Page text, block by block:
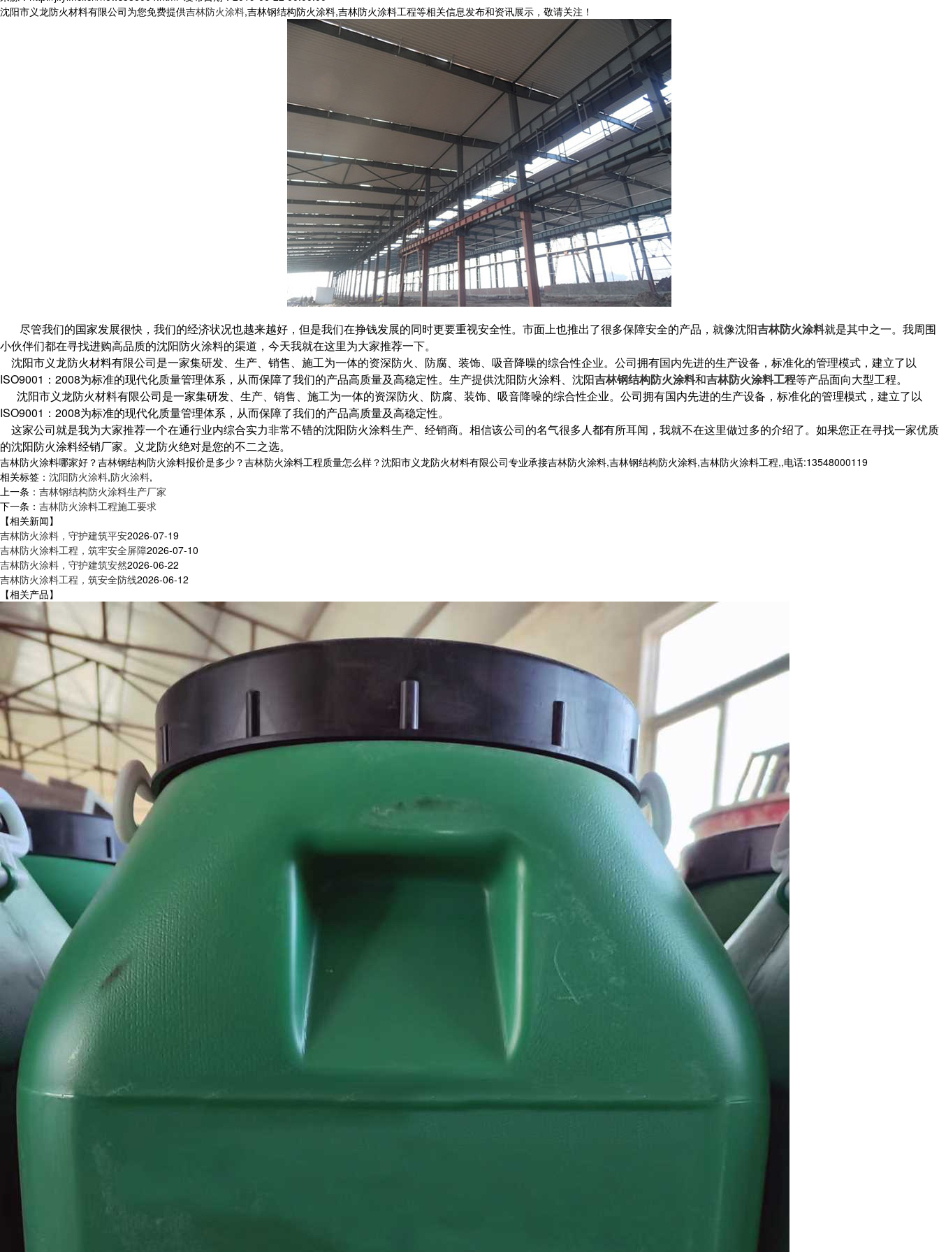
沈阳市义龙防火材料有限公司为您免费提供吉林防火涂料,吉林钢结构防火涂料,吉林防火涂料工程等相关信息发布和资讯展示，敬请关注！
尽管我们的国家发展很快，我们的经济状况也越来越好，但是我们在挣钱发展的同时更要重视安全性。市面上也推出了很多保障安全的产品，就像沈阳吉林防火涂料就是其中之一。我周围
小伙伴们都在寻找进购高品质的沈阳防火涂料的渠道，今天我就在这里为大家推荐一下。
沈阳市义龙防火材料有限公司是一家集研发、生产、销售、施工为一体的资深防火、防腐、装饰、吸音降噪的综合性企业。公司拥有国内先进的生产设备，标准化的管理模式，建立了以
ISO9001：2008为标准的现代化质量管理体系，从而保障了我们的产品高质量及高稳定性。生产提供沈阳防火涂料、沈阳吉林钢结构防火涂料和吉林防火涂料工程等产品面向大型工程。
沈阳市义龙防火材料有限公司是一家集研发、生产、销售、施工为一体的资深防火、防腐、装饰、吸音降噪的综合性企业。公司拥有国内先进的生产设备，标准化的管理模式，建立了以
ISO9001：2008为标准的现代化质量管理体系，从而保障了我们的产品高质量及高稳定性。
这家公司就是我为大家推荐一个在通行业内综合实力非常不错的沈阳防火涂料生产、经销商。相信该公司的名气很多人都有所耳闻，我就不在这里做过多的介绍了。如果您正在寻找一家优质
的沈阳防火涂料经销厂家。义龙防火绝对是您的不二之选。
吉林防火涂料哪家好？吉林钢结构防火涂料报价是多少？吉林防火涂料工程质量怎么样？沈阳市义龙防火材料有限公司专业承接吉林防火涂料,吉林钢结构防火涂料,吉林防火涂料工程,,电话:13548000119
相关标签： 沈阳防火涂料,防火涂料,
上一条： 吉林钢结构防火涂料生产厂家
下一条： 吉林防火涂料工程施工要求
【相关新闻】
吉林防火涂料，守护建筑平安2026-07-19
吉林防火涂料工程，筑牢安全屏障2026-07-10
吉林防火涂料，守护建筑安然2026-06-22
吉林防火涂料工程，筑安全防线2026-06-12
【相关产品】